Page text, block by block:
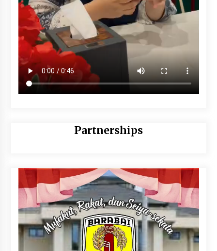
Partnerships